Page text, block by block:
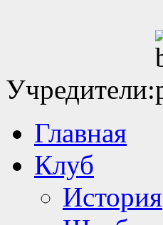
Учредители:
Главная
Клуб
История